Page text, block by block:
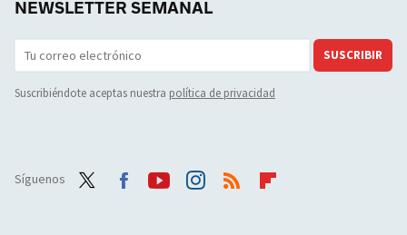
NEWSLETTER SEMANAL
SUSCRIBIR
Suscribiéndote aceptas nuestra política de privacidad
Síguenos